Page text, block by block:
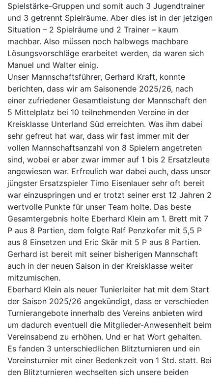
Spielstärke-Gruppen und somit auch 3 Jugendtrainer
und 3 getrennt Spielräume. Aber dies ist in der jetzigen
Situation – 2 Spielräume und 2 Trainer – kaum
machbar. Also müssen noch halbwegs machbare
Lösungsvorschläge erarbeitet werden, da waren sich
Manuel und Walter einig.
Unser Mannschaftsführer, Gerhard Kraft, konnte
berichten, dass wir am Saisonende 2025/26, nach
einer zufriedener Gesamtleistung der Mannschaft den
5 Mittelplatz bei 10 teilnehmenden Vereine in der
Kreisklasse Unterland Süd erreichten. Was ihm dabei
sehr gefreut hat war, dass wir fast immer mit der
vollen Mannschaftsanzahl von 8 Spielern angetreten
sind, wobei er aber zwar immer auf 1 bis 2 Ersatzleute
angewiesen war. Erfreulich war dabei auch, dass unser
jüngster Ersatzspieler Timo Eisenlauer sehr oft bereit
war einzuspringen und er trotzt seiner erst 12 Jahren 2
wertvolle Punkte für unser Team holte. Das beste
Gesamtergebnis holte Eberhard Klein am 1. Brett mit 7
P aus 8 Partien, dem folgte Ralf Penzkofer mit 5,5 P
aus 8 Einsetzen und Eric Skär mit 5 P aus 8 Partien.
Gerhard ist bereit mit seiner bisherigen Mannschaft
auch in der neuen Saison in der Kreisklasse weiter
mitzumischen.
Eberhard Klein als neuer Tunierleiter hat mit dem Start
der Saison 2025/26 angekündigt, dass er verschieden
Turnierangebote innerhalb des Vereins anbieten wird
um dadurch eventuell die Mitglieder-Anwesenheit beim
Vereinsabend zu erhöhen. Und er hat Wort gehalten.
Es fanden 3 unterschiedlichen Blitzturnieren und ein
Vereinsturnier mit einer Bedenkzeit von 1 Std. statt. Bei
den Blitzturnieren wechselten sich unsere beiden